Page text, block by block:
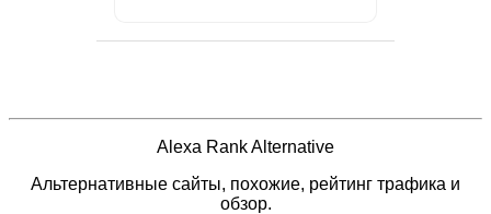
Alexa Rank Alternative
Альтернативные сайты, похожие, рейтинг трафика и
обзор.